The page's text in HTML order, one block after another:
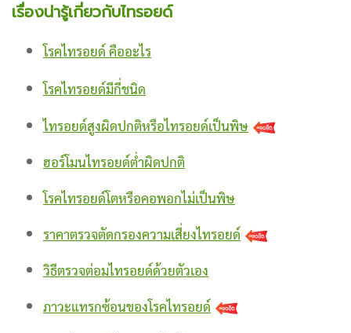
เรื่องน่ารู้เกี่ยวกับไทรอยด์
โรคไทรอยด์ คืออะไร
โรคไทรอยด์มีกี่ชนิด
ไทรอยด์สูงผิดปกติหรือไทรอยด์เป็นพิษ
ฮอร์โมนไทรอยด์ต่ำผิดปกติ
โรคไทรอยด์โตหรือคอพอกไม่เป็นพิษ
ราคาตรวจตัดกรองความเสี่ยงไทรอยด์
วิธีตรวจต่อมไทรอยด์ด้วยตัวเอง
ภาวะแทรกซ้อนของโรคไทรอยด์